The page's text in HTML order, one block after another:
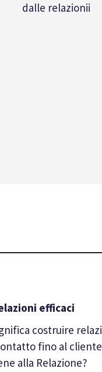
dalle relazionii
efficaci
costruire
fino al
alla Relazione?